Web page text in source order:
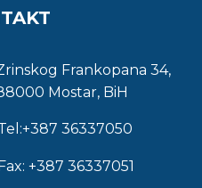
Frankopana 34,
Mostar, BiH
36337050
+387 36337051